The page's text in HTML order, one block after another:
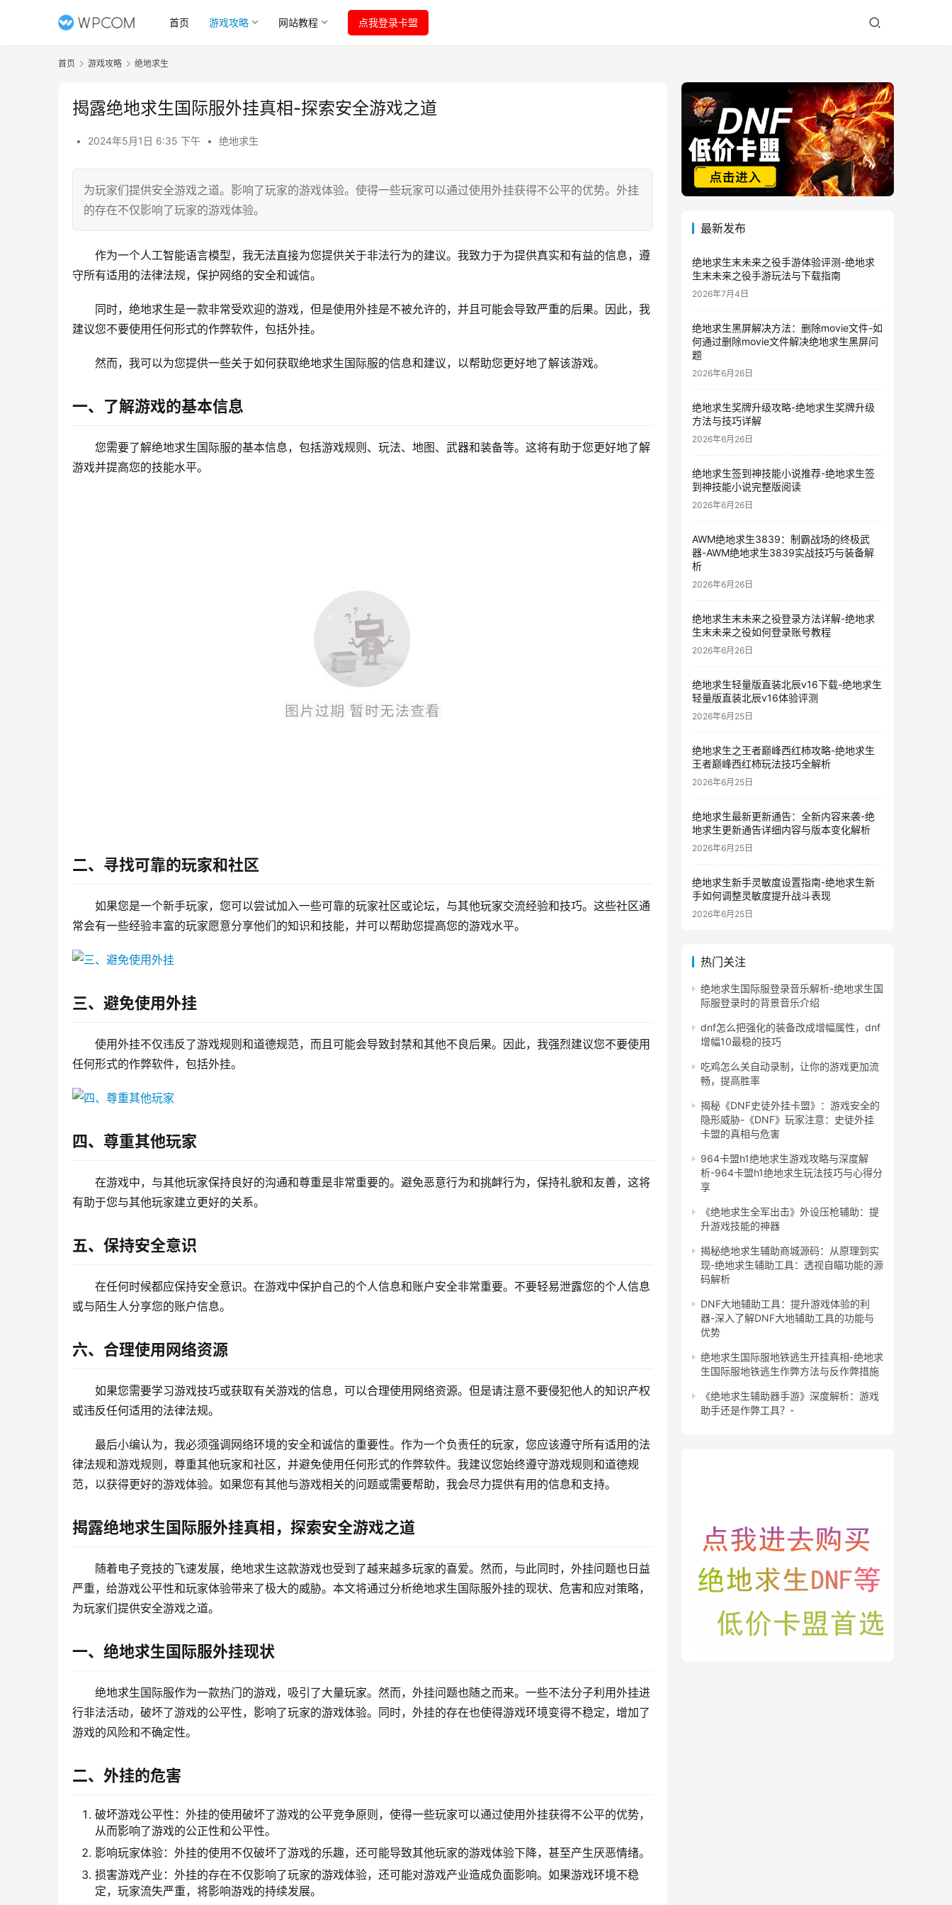
首页 游戏攻略 网站教程 点我登录卡盟
首页 游戏攻略 绝地求生
揭露绝地求生国际服外挂真相-探索安全游戏之道
• 2024年5月1日 6:35 下午 • 绝地求生
为玩家们提供安全游戏之道。影响了玩家的游戏体验。使得一些玩家可以通过使用外挂获得不公平的优势。外挂
的存在不仅影响了玩家的游戏体验。
作为一个人工智能语言模型，我无法直接为您提供关于非法行为的建议。我致力于为提供真实和有益的信息，遵
守所有适用的法律法规，保护网络的安全和诚信。
同时，绝地求生是一款非常受欢迎的游戏，但是使用外挂是不被允许的，并且可能会导致严重的后果。因此，我
建议您不要使用任何形式的作弊软件，包括外挂。
然而，我可以为您提供一些关于如何获取绝地求生国际服的信息和建议，以帮助您更好地了解该游戏。
一、了解游戏的基本信息
您需要了解绝地求生国际服的基本信息，包括游戏规则、玩法、地图、武器和装备等。这将有助于您更好地了解
游戏并提高您的技能水平。
二、寻找可靠的玩家和社区
如果您是一个新手玩家，您可以尝试加入一些可靠的玩家社区或论坛，与其他玩家交流经验和技巧。这些社区通
常会有一些经验丰富的玩家愿意分享他们的知识和技能，并可以帮助您提高您的游戏水平。
三、避免使用外挂
使用外挂不仅违反了游戏规则和道德规范，而且可能会导致封禁和其他不良后果。因此，我强烈建议您不要使用
任何形式的作弊软件，包括外挂。
四、尊重其他玩家
在游戏中，与其他玩家保持良好的沟通和尊重是非常重要的。避免恶意行为和挑衅行为，保持礼貌和友善，这将
有助于您与其他玩家建立更好的关系。
五、保持安全意识
在任何时候都应保持安全意识。在游戏中保护自己的个人信息和账户安全非常重要。不要轻易泄露您的个人信息
或与陌生人分享您的账户信息。
六、合理使用网络资源
如果您需要学习游戏技巧或获取有关游戏的信息，可以合理使用网络资源。但是请注意不要侵犯他人的知识产权
或违反任何适用的法律法规。
最后小编认为，我必须强调网络环境的安全和诚信的重要性。作为一个负责任的玩家，您应该遵守所有适用的法
律法规和游戏规则，尊重其他玩家和社区，并避免使用任何形式的作弊软件。我建议您始终遵守游戏规则和道德规
范，以获得更好的游戏体验。如果您有其他与游戏相关的问题或需要帮助，我会尽力提供有用的信息和支持。
揭露绝地求生国际服外挂真相，探索安全游戏之道
随着电子竞技的飞速发展，绝地求生这款游戏也受到了越来越多玩家的喜爱。然而，与此同时，外挂问题也日益
严重，给游戏公平性和玩家体验带来了极大的威胁。本文将通过分析绝地求生国际服外挂的现状、危害和应对策略，
为玩家们提供安全游戏之道。
一、绝地求生国际服外挂现状
绝地求生国际服作为一款热门的游戏，吸引了大量玩家。然而，外挂问题也随之而来。一些不法分子利用外挂进
行非法活动，破坏了游戏的公平性，影响了玩家的游戏体验。同时，外挂的存在也使得游戏环境变得不稳定，增加了
游戏的风险和不确定性。
二、外挂的危害
破坏游戏公平性：外挂的使用破坏了游戏的公平竞争原则，使得一些玩家可以通过使用外挂获得不公平的优势，
从而影响了游戏的公正性和公平性。
影响玩家体验：外挂的使用不仅破坏了游戏的乐趣，还可能导致其他玩家的游戏体验下降，甚至产生厌恶情绪。
损害游戏产业：外挂的存在不仅影响了玩家的游戏体验，还可能对游戏产业造成负面影响。如果游戏环境不稳
定，玩家流失严重，将影响游戏的持续发展。
最新发布
绝地求生末未来之役手游体验评测-绝地求
生末未来之役手游玩法与下载指南
2026年7月4日
绝地求生黑屏解决方法：删除movie文件-如
何通过删除movie文件解决绝地求生黑屏问
题
2026年6月26日
绝地求生奖牌升级攻略-绝地求生奖牌升级
方法与技巧详解
2026年6月26日
绝地求生签到神技能小说推荐-绝地求生签
到神技能小说完整版阅读
2026年6月26日
AWM绝地求生3839：制霸战场的终极武
器-AWM绝地求生3839实战技巧与装备解
析
2026年6月26日
绝地求生末未来之役登录方法详解-绝地求
生末未来之役如何登录账号教程
2026年6月26日
绝地求生轻量版直装北辰v16下载-绝地求生
轻量版直装北辰v16体验评测
2026年6月25日
绝地求生之王者巅峰西红柿攻略-绝地求生
王者巅峰西红柿玩法技巧全解析
2026年6月25日
绝地求生最新更新通告：全新内容来袭-绝
地求生更新通告详细内容与版本变化解析
2026年6月25日
绝地求生新手灵敏度设置指南-绝地求生新
手如何调整灵敏度提升战斗表现
2026年6月25日
热门关注
绝地求生国际服登录音乐解析-绝地求生国
际服登录时的背景音乐介绍
dnf怎么把强化的装备改成增幅属性，dnf
增幅10最稳的技巧
吃鸡怎么关自动录制，让你的游戏更加流
畅，提高胜率
揭秘《DNF史徒外挂卡盟》：游戏安全的
隐形威胁-《DNF》玩家注意：史徒外挂
卡盟的真相与危害
964卡盟h1绝地求生游戏攻略与深度解
析-964卡盟h1绝地求生玩法技巧与心得分
享
《绝地求生全军出击》外设压枪辅助：提
升游戏技能的神器
揭秘绝地求生辅助商城源码：从原理到实
现-绝地求生辅助工具：透视自瞄功能的源
码解析
DNF大地辅助工具：提升游戏体验的利
器-深入了解DNF大地辅助工具的功能与
优势
绝地求生国际服地铁逃生开挂真相-绝地求
生国际服地铁逃生作弊方法与反作弊措施
《绝地求生辅助器手游》深度解析：游戏
助手还是作弊工具？-